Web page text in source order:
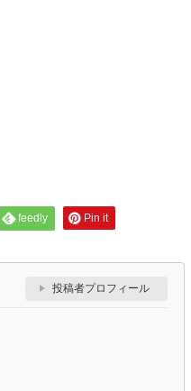
feedly Pin it
投稿者プロフィール